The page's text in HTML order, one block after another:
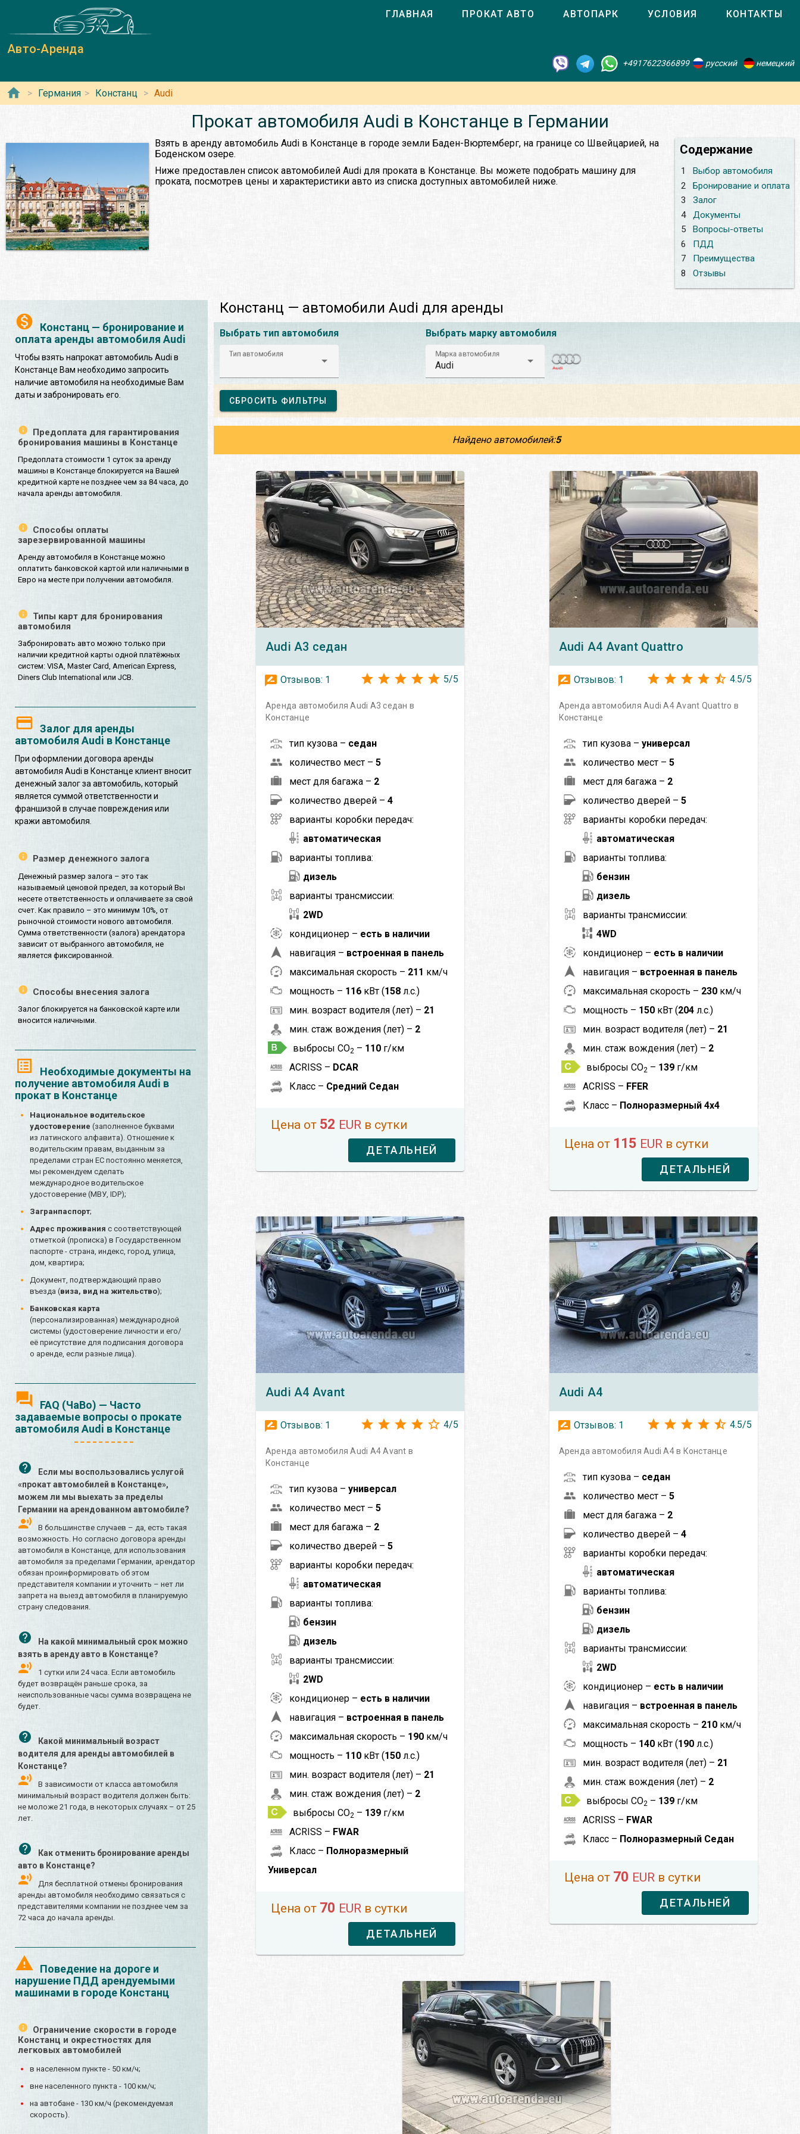
Авто-Аренда
ГЛАВНАЯ ПРОКАТ АВТО АВТОПАРК УСЛОВИЯ КОНТАКТЫ
+4917622366899 русский немецкий
Германия Констанц Audi
Прокат автомобиля Audi в Констанце в Германии
Содержание
1
Выбор автомобиля
2
Бронирование и оплата
3
Залог
4
Документы
5
Вопросы-ответы
6
ПДД
7
Преимущества
8
Отзывы
Взять в аренду автомобиль Audi в Констанце в городе земли Баден-Вюртемберг, на границе со Швейцарией, на
Боденском озере.
Ниже предоставлен список автомобилей Audi для проката в Констанце. Вы можете подобрать машину для
проката, посмотрев цены и характеристики авто из списка доступных автомобилей ниже.
Констанц — бронирование и
оплата аренды автомобиля Audi
Чтобы взять напрокат автомобиль Audi в
Констанце Вам необходимо запросить
наличие автомобиля на необходимые Вам
даты и забронировать его.
Предоплата для гарантирования
бронирования машины в Констанце
Предоплата стоимости 1 суток за аренду
машины в Констанце блокируется на Вашей
кредитной карте не позднее чем за 84 часа, до
начала аренды автомобиля.
Способы оплаты
зарезервированной машины
Аренду автомобиля в Констанце можно
оплатить банковской картой или наличными в
Евро на месте при получении автомобиля.
Типы карт для бронирования
автомобиля
Забронировать авто можно только при
наличии кредитной карты одной платёжных
систем: VISA, Master Card, American Express,
Diners Club International или JCB.
Залог для аренды
автомобиля Audi в Констанце
При оформлении договора аренды
автомобиля Audi в Констанце клиент вносит
денежный залог за автомобиль, который
является суммой ответственности и
франшизой в случае повреждения или
кражи автомобиля.
Размер денежного залога
Денежный размер залога – это так
называемый ценовой предел, за который Вы
несете ответственность и оплачиваете за свой
счет. Как правило – это минимум 10%, от
рыночной стоимости нового автомобиля.
Сумма ответственности (залога) арендатора
зависит от выбранного автомобиля, не
является фиксированной.
Способы внесения залога
Залог блокируется на банковской карте или
вносится наличными.
Необходимые документы на
получение автомобиля Audi в
прокат в Констанце
Национальное водительское
удостоверение (заполненное буквами
из латинского алфавита). Отношение к
водительским правам, выданным за
пределами стран ЕС постоянно меняется,
мы рекомендуем сделать
международное водительское
удостоверение (МВУ, IDP);
Загранпаспорт;
Адрес проживания с соответствующей
отметкой (прописка) в Государственном
паспорте - страна, индекс, город, улица,
дом, квартира;
Документ, подтверждающий право
въезда (виза, вид на жительство);
Банковская карта
(персонализированная) международной
системы (удостоверение личности и его/
её присутствие для подписания договора
о аренде, если разные лица).
FAQ (ЧаВо) — Часто
задаваемые вопросы о прокате
автомобиля Audi в Констанце
Если мы воспользовались услугой
«прокат автомобилей в Констанце»,
можем ли мы выехать за пределы
Германии на арендованном автомобиле?
В большинстве случаев – да, есть такая
возможность. Но согласно договора аренды
автомобиля в Констанце, для использования
автомобиля за пределами Германии, арендатор
обязан проинформировать об этом
представителя компании и уточнить – нет ли
запрета на выезд автомобиля в планируемую
страну следования.
На какой минимальный срок можно
взять в аренду авто в Констанце?
1 сутки или 24 часа. Если автомобиль
будет возвращён раньше срока, за
неиспользованные часы сумма возвращена не
будет.
Какой минимальный возраст
водителя для аренды автомобилей в
Констанце?
В зависимости от класса автомобиля
минимальный возраст водителя должен быть:
не моложе 21 года, в некоторых случаях – от 25
лет.
Как отменить бронирование аренды
авто в Констанце?
Для бесплатной отмены бронирования
аренды автомобиля необходимо связаться с
представителями компании не позднее чем за
72 часа до начала аренды.
Поведение на дороге и
нарушение ПДД арендуемыми
машинами в городе Констанц
Ограничение скорости в городе
Констанц и окрестностях для
легковых автомобилей
в населенном пункте - 50 км/ч;
вне населенного пункта - 100 км/ч;
на автобане - 130 км/ч (рекомендуемая
скорость).
Констанц — автомобили Audi для аренды
Выбрать тип автомобиля
Тип автомобиля
Выбрать марку автомобиля
Марка автомобиля
Audi
СБРОСИТЬ ФИЛЬТРЫ
Найдено автомобилей:5
Audi A3 седан
Отзывов: 1 5/5
Аренда автомобиля Audi A3 седан в
Констанце
тип кузова – седан
количество мест – 5
мест для багажа – 2
количество дверей – 4
варианты коробки передач:
автоматическая
варианты топлива:
дизель
варианты трансмиссии:
2WD
кондиционер – есть в наличии
навигация – встроенная в панель
максимальная скорость – 211 км/ч
мощность – 116 кВт (158л.с.)
мин. возраст водителя (лет) – 21
мин. стаж вождения (лет) – 2
выбросы CO2 – 110 г/км
ACRISS – DCAR
Класс – Средний Седан
Цена от 52 EUR в сутки
ДЕТАЛЬНЕЙ
Audi A4 Avant Quattro
Отзывов: 1 4.5/5
Аренда автомобиля Audi A4 Avant Quattro в
Констанце
тип кузова – универсал
количество мест – 5
мест для багажа – 2
количество дверей – 5
варианты коробки передач:
автоматическая
варианты топлива:
бензин
дизель
варианты трансмиссии:
4WD
кондиционер – есть в наличии
навигация – встроенная в панель
максимальная скорость – 230 км/ч
мощность – 150 кВт (204л.с.)
мин. возраст водителя (лет) – 21
мин. стаж вождения (лет) – 2
выбросы CO2 – 139 г/км
ACRISS – FFER
Класс – Полноразмерный 4x4
Цена от 115 EUR в сутки
ДЕТАЛЬНЕЙ
Audi A4 Avant
Отзывов: 1 4/5
Аренда автомобиля Audi A4 Avant в
Констанце
тип кузова – универсал
количество мест – 5
мест для багажа – 2
количество дверей – 5
варианты коробки передач:
автоматическая
варианты топлива:
бензин
дизель
варианты трансмиссии:
2WD
кондиционер – есть в наличии
навигация – встроенная в панель
максимальная скорость – 190 км/ч
мощность – 110 кВт (150л.с.)
мин. возраст водителя (лет) – 21
мин. стаж вождения (лет) – 2
выбросы CO2 – 139 г/км
ACRISS – FWAR
Класс – Полноразмерный
Универсал
Цена от 70 EUR в сутки
ДЕТАЛЬНЕЙ
Audi A4
Отзывов: 1 4.5/5
Аренда автомобиля Audi A4 в Констанце
тип кузова – седан
количество мест – 5
мест для багажа – 2
количество дверей – 4
варианты коробки передач:
автоматическая
варианты топлива:
бензин
дизель
варианты трансмиссии:
2WD
кондиционер – есть в наличии
навигация – встроенная в панель
максимальная скорость – 210 км/ч
мощность – 140 кВт (190л.с.)
мин. возраст водителя (лет) – 21
мин. стаж вождения (лет) – 2
выбросы CO2 – 139 г/км
ACRISS – FWAR
Класс – Полноразмерный Седан
Цена от 70 EUR в сутки
ДЕТАЛЬНЕЙ